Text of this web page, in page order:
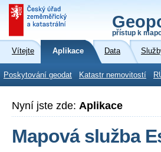
přístup k
Vítejte Aplikace Data
Poskytování geodat Katastr nemovitostí
Nyní jste zde: Aplikace
Mapová služba